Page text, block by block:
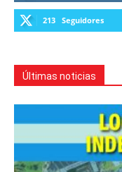
213 Seguidores
Últimas noticias